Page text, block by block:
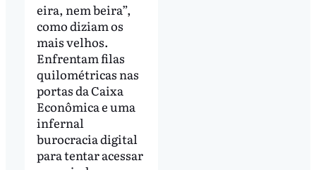
eira, nem beira”,
como diziam os
mais velhos.
Enfrentam filas
quilométricas nas
portas da Caixa
Econômica e uma
infernal
burocracia digital
para tentar acessar